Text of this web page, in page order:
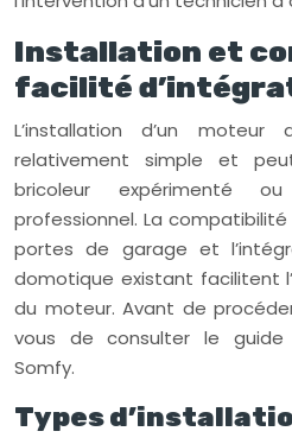
Installation et
facilité
L’installation d’un
relativement simple et
bricoleur expérimenté
professionnel. La
portes de garage et
domotique existant facilitent
du moteur. Avant de
vous de consulter le guide
Somfy.
Types